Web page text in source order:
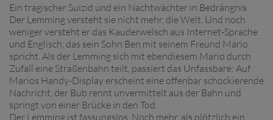
Ein tragischer Suizid und ein Nachtwächter in Bedrängnis
Der Lemming versteht sie nicht mehr, die Welt. Und noch
weniger versteht er das Kauderwelsch aus Internet-Sprache
und Englisch, das sein Sohn Ben mit seinem Freund Mario
spricht. Als der Lemming sich mit ebendiesem Mario durch
Zufall eine Straßenbahn teilt, passiert das Unfassbare: Auf
Marios Handy-Display erscheint eine offenbar schockierende
Nachricht, der Bub rennt unvermittelt aus der Bahn und
springt von einer Brücke in den Tod.
Der Lemming ist fassungslos. Noch mehr, als plötzlich ein